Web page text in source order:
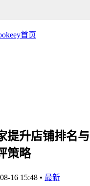
首页
提升店铺排名与
策略
16 15:48 • 最新